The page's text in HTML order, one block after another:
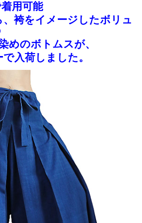
用可能
袴をイメージしたボリュ
めのボトムスが、
入荷しました。